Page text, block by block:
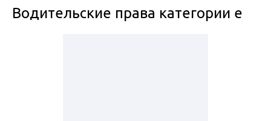
Водительские права категории е